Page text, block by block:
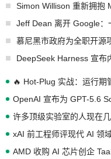
Simon Willison 重新拥抱
Jeff Dean 离开 Google：
慕尼黑市政府为全职开源
🔥 Hot-Plug 实战：运行期
OpenAI 宣布为 GPT-5.6
许多顶级实验室的人现在
xAI 前工程师评现代 AI 领